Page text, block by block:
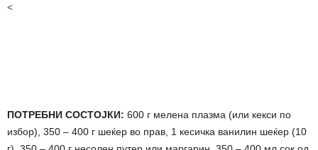
<
ПОТРЕБНИ СОСТОЈКИ: 600 г мелена плазма (или кекси по
избор), 350 – 400 г шеќер во прав, 1 кесичка ванилин шеќер (10